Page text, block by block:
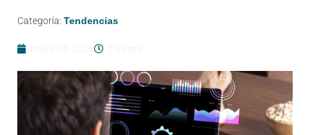
Categoría: Tendencias